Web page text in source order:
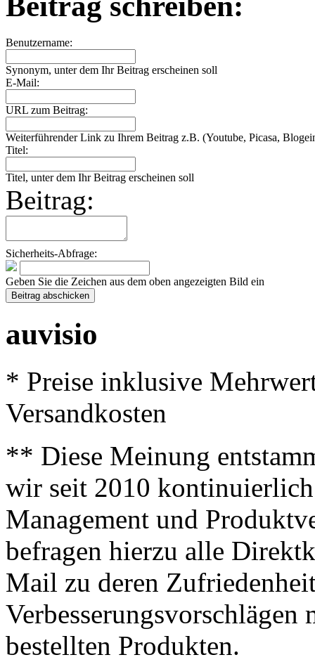
Benutzername:
Synonym, unter dem Ihr Beitrag erscheinen soll
E-Mail:
URL zum Beitrag:
Weiterführender Link zu Ihrem Beitrag z.B. (Youtube, Picasa,
Titel:
Titel, unter dem Ihr Beitrag erscheinen soll
Beitrag:
Sicherheits-Abfrage:
Geben Sie die Zeichen aus dem oben angezeigten Bild ein
auvisio
* Preise inklusive
Versandkosten
** Diese Meinung
wir seit 2010
Management und
befragen hierzu alle
Mail zu deren
bestellten Produkten.